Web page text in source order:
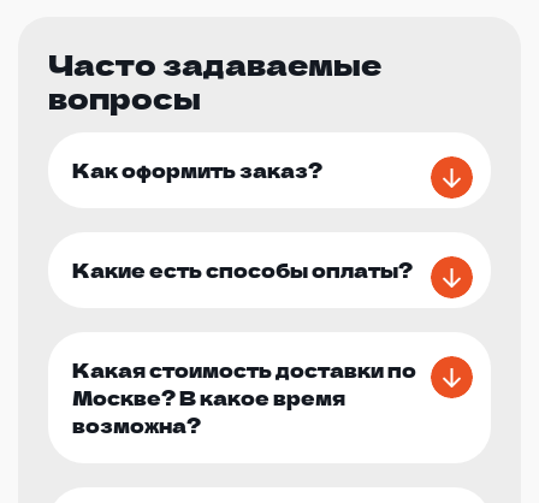
Часто задаваемые
вопросы
Как оформить заказ?
Какие есть способы оплаты?
Какая стоимость доставки по
Москве? В какое время
возможна?